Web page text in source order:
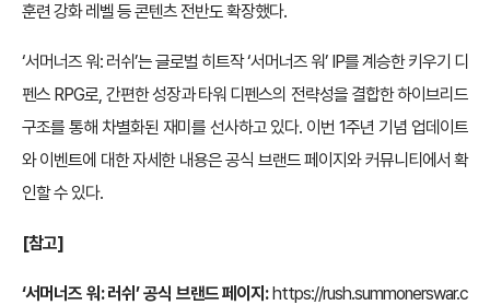
훈련 강화 레벨 등 콘텐츠 전반도 확장했다.
‘서머너즈 워: 러쉬’는 글로벌 히트작 ‘서머너즈 워’ IP를 계승한 키우기 디
펜스 RPG로, 간편한 성장과 타워 디펜스의 전략성을 결합한 하이브리드
구조를 통해 차별화된 재미를 선사하고 있다. 이번 1주년 기념 업데이트
와 이벤트에 대한 자세한 내용은 공식 브랜드 페이지와 커뮤니티에서 확
인할 수 있다.
[참고]
‘서머너즈 워: 러쉬’ 공식 브랜드 페이지:https://rush.summonerswar.c